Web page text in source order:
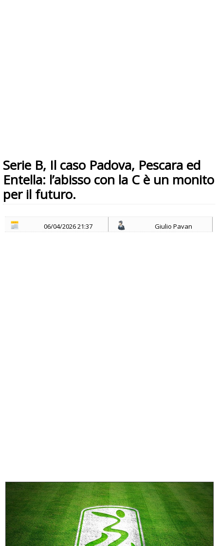
Serie B, Il caso Padova, Pescara ed
Entella: l’abisso con la C è un monito
per il futuro.
06/04/2026 21:37 Giulio Pavan